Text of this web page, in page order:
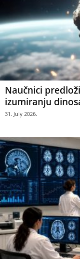
Naučnici
izumiranju
31. July 2026.